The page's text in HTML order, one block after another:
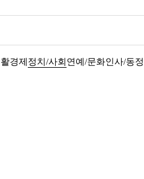
경제 정치/사회 연예/문화인사/동정